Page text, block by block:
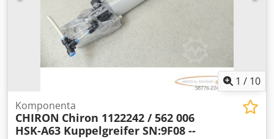
1 / 10
Komponenta
CHIRON Chiron 1122242 / 562 006
HSK-A63 Kuppelgreifer SN:9F08 --